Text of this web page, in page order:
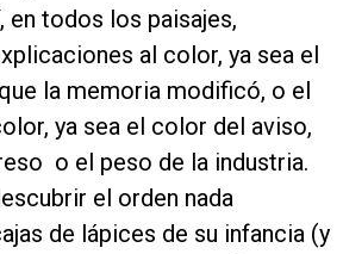
en todos los paisajes,
al color, ya sea el
la memoria modificó, o el
ya sea el color del aviso,
o el peso de la industria.
el orden nada
de lápices de su infancia (y